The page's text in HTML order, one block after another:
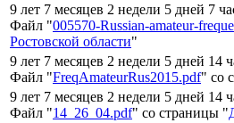
9 лет 7 месяцев 2 недели 5 дней 7
Файл "005570-Russian-amateur-
Ростовской области"
9 лет 7 месяцев 2 недели 5 дней 14
Файл "FreqAmateurRus2015.pdf" со
9 лет 7 месяцев 2 недели 5 дней 14
Файл "14_26_04.pdf" со страницы "